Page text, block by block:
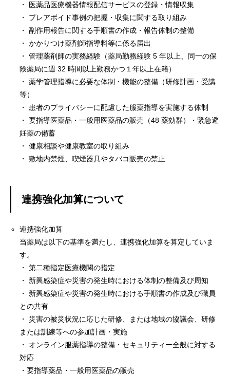
・ 医薬品医療機器情報配信サービスの登録・情報収集
・ プレアボイド事例の把握・収集に関する取り組み
・ 副作用報告に関する手順書の作成・報告体制の整備
・ かかりつけ薬剤師指導料等に係る届出
・ 管理薬剤師の実務経験（薬局勤務経験 5 年以上、同一の保
険薬局に週 32 時間以上勤務かつ１年以上在籍）
・ 薬学管理指導に必要な体制・機能の整備（研修計画・受講
等）
・ 患者のプライバシーに配慮した服薬指導を実施する体制
・ 要指導医薬品・一般用医薬品の販売（48 薬効群）・緊急避
妊薬の備蓄
・ 健康相談や健康教室の取り組み
・ 敷地内禁煙、喫煙器具やタバコ販売の禁止
連携強化加算について
連携強化加算
当薬局は以下の基準を満たし、連携強化加算を算定していま
す。
・ 第二種指定医療機関の指定
・ 新興感染症や災害の発生時における体制の整備及び周知
・ 新興感染症や災害の発生時における手順書の作成及び職員
との共有
・ 災害の被災状況に応じた研修、または地域の協議会、研修
または訓練等への参加計画・実施
・ オンライン服薬指導の整備・セキュリティー全般に対する
対応
・要指導薬品・一般用医薬品の販売